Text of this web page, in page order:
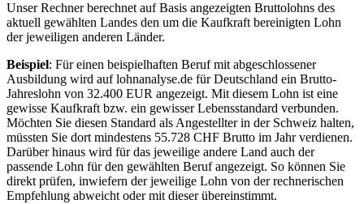
Unser Rechner berechnet auf Basis angezeigten Bruttolohns des
aktuell gewählten Landes den um die Kaufkraft bereinigten Lohn
der jeweiligen anderen Länder.
Beispiel: Für einen beispielhaften Beruf mit abgeschlossener
Ausbildung wird auf lohnanalyse.de für Deutschland ein Brutto-
Jahreslohn von 32.400 EUR angezeigt. Mit diesem Lohn ist eine
gewisse Kaufkraft bzw. ein gewisser Lebensstandard verbunden.
Möchten Sie diesen Standard als Angestellter in der Schweiz halten,
müssten Sie dort mindestens 55.728 CHF Brutto im Jahr verdienen.
Darüber hinaus wird für das jeweilige andere Land auch der
passende Lohn für den gewählten Beruf angezeigt. So können Sie
direkt prüfen, inwiefern der jeweilige Lohn von der rechnerischen
Empfehlung abweicht oder mit dieser übereinstimmt.